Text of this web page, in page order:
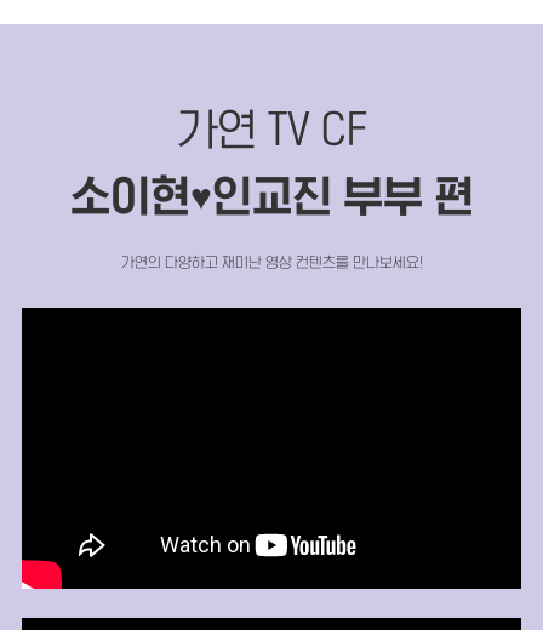
가연 TV CF
소이현♥인교진 부부 편
가연의 다양하고 재미난 영상 컨텐츠를 만나보세요!